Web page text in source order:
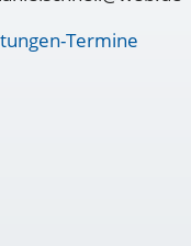
Termine